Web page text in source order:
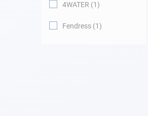
4WATER 1
Fendress 1